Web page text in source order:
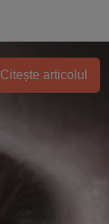
Citește articolul